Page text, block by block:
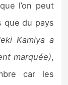
l’on peut
que du pays
Kamiya a
marquée),
car les